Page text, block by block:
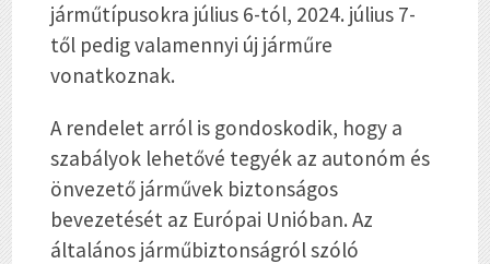
járműtípusokra július 6-tól, 2024. július 7-
től pedig valamennyi új járműre
vonatkoznak.
A rendelet arról is gondoskodik, hogy a
szabályok lehetővé tegyék az autonóm és
önvezető járművek biztonságos
bevezetését az Európai Unióban. Az
általános járműbiztonságról szóló